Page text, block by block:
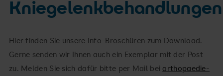
Verschleiß und Verletzungen am Hüftgelenk
(Kurzschaftprothese, Standardprothese und
Revisionsprothese)
bei Entlassung einen
Termin zur Wiedervorstellung in unserer
ambulanten Sprechstunde
Kniegelenkbehandlungen
Hier finden Sie unsere Info-Broschüren zum Download.
Gerne senden wir Ihnen auch ein Exemplar mit der Post
zu. Melden Sie sich dafür bitte per Mail bei orthopaedie-